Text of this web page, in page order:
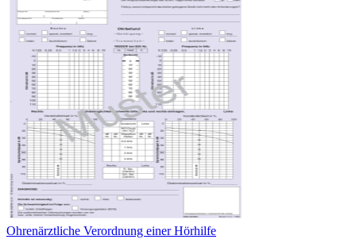
Ohrenärztliche Verordnung einer Hörhilfe